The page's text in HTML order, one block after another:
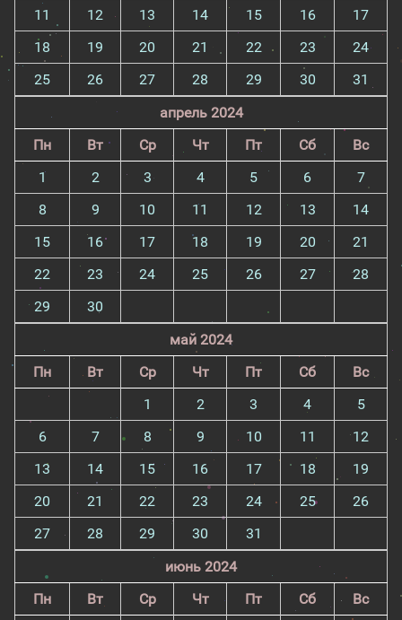
11
12 13 14 15 16
17
18
19 20 21 22 23
24
25
26 27 28 29 30
31
апрель 2024
Пн
Вт Ср Чт Пт Сб
Вс
1
2 3 4 5 6
7
8
9 10 11 12 13
14
15
16 17 18 19 20
21
22
23 24 25 26 27
28
29
30
май 2024
Пн
Вт Ср Чт Пт Сб
Вс
1
2 3 4
5
6
7 8 9 10 11
12
13
14 15 16 17 18
19
20
21 22 23 24 25
26
27
28 29 30
31
июнь 2024
Пн
Вт Ср Чт Пт Сб
Вс